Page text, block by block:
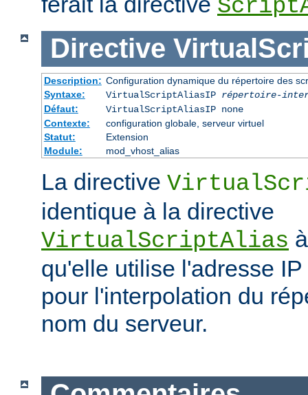
Directive
Description: Configuration dynamique du répertoire des
Syntaxe:
VirtualScriptAliasIP répertoire-
Défaut:
VirtualScriptAliasIP none
Contexte:
configuration globale, serveur virtuel
Statut:
Extension
Module:
mod_vhost_alias
La directive
identique à la directive
VirtualScriptAlias
qu'elle utilise l'adresse
pour l'interpolation du
nom du serveur.